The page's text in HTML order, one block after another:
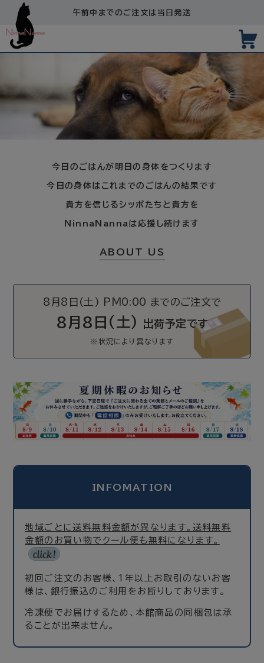
午前中までのご注文は当日発送
今日のごはんが明日の身体をつくります
今日の身体はこれまでのごはんの結果です
貴方を信じるシッポたちと貴方を
NinnaNannaは応援し続けます
ABOUT US
8月8日(土) PM0:00 までのご注文で
8月8日(土) 出荷予定です
INFOMATION
地域ごとに送料無料金額が異なります。送料無料
金額のお買い物でクール便も無料になります。
初回ご注文のお客様、1年以上お取引のないお客
様は、銀行振込のご利用をお断りしております。
冷凍便でお届けするため、本館商品の同梱包は承
ることが出来ません。